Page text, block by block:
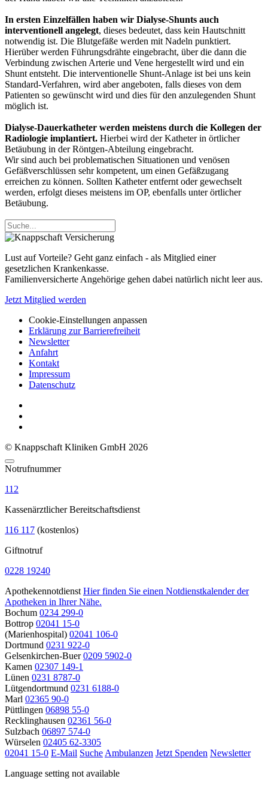
In ersten Einzelfällen haben wir Dialyse-Shunts auch
interventionell angelegt, dieses bedeutet, dass kein Hautschnitt
notwendig ist. Die Blutgefäße werden mit Nadeln punktiert.
Hierüber werden Führungsdrähte eingebracht, über die dann die
Verbindung zwischen Arterie und Vene hergestellt wird und ein
Shunt entsteht. Die interventionelle Shunt-Anlage ist bei uns kein
Standard-Verfahren, wird aber angeboten, falls dieses von dem
Patienten so gewünscht wird und dies für den anzulegenden Shunt
möglich ist.
Dialyse-Dauerkatheter werden meistens durch die Kollegen der
Radiologie implantiert. Hierbei wird der Katheter in örtlicher
Betäubung in der Röntgen-Abteilung eingebracht.
Wir sind auch bei problematischen Situationen und venösen
Gefäßverschlüssen sehr kompetent, um einen Gefäßzugang
erreichen zu können. Sollten Katheter entfernt oder gewechselt
werden, erfolgt dieses meistens im OP, ebenfalls unter örtlicher
Betäubung.
Lust auf Vorteile? Geht ganz einfach - als Mitglied einer
gesetzlichen Krankenkasse.
Familienversicherte Angehörige gehen dabei natürlich nicht leer aus.
Jetzt Mitglied werden
Cookie-Einstellungen anpassen
Erklärung zur Barrierefreiheit
Newsletter
Anfahrt
Kontakt
Impressum
Datenschutz
© Knappschaft Kliniken GmbH 2026
Notrufnummer
112
Kassenärztlicher Bereitschaftsdienst
116 117 (kostenlos)
Giftnotruf
0228 19240
Apothekennotdienst Hier finden Sie einen Notdienstkalender der
Apotheken in Ihrer Nähe.
Bochum 0234 299-0
Bottrop 02041 15-0
(Marienhospital) 02041 106-0
Dortmund 0231 922-0
Gelsenkirchen-Buer 0209 5902-0
Kamen 02307 149-1
Lünen 0231 8787-0
Lütgendortmund 0231 6188-0
Marl 02365 90-0
Püttlingen 06898 55-0
Recklinghausen 02361 56-0
Sulzbach 06897 574-0
Würselen 02405 62-3305
02041 15-0 E-Mail Suche Ambulanzen Jetzt Spenden Newsletter
Language setting not available